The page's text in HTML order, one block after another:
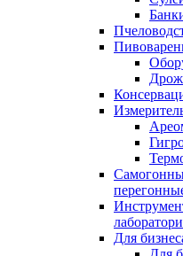
Для